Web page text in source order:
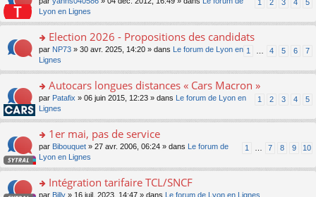
eu
s
ré
c
e
nt
n
pl
u
s
ré
c
nt
s
g
e
n
o
n
le
s
ré
e
er
le
m
e
s
s
e
n
o
n
lu
pl
ré
c
s
er
le
m
e
s
s
a
n
o
n
lu
le
1 2 3 4 5
Lyon en Lignes
o
s
er
le
m
e
s
s
a
n
Election 2026 - Propositions des candidats
1 4 5 6 7
par NP73 » 30 avr. 2025, 14:20 » dans
Le forum de Lyon en
Lignes
o
s
er
le
m
e
s
s
Autocars longues distances « Cars Macron »
1 2 3 4 5
par Patafix » 06 juin 2015, 12:23 » dans
Le forum de Lyon en
Lignes
o
s
er
1er mai, pas de service
1 7 8 9 10
par Bibouquet » 27 avr. 2006, 06:24 » dans
Le forum de
Lyon en Lignes
o
Intégration tarifaire TCL/SNCF
par Billy » 16 juil. 2023, 14:47 » dans Le forum de Lyon en Lignes